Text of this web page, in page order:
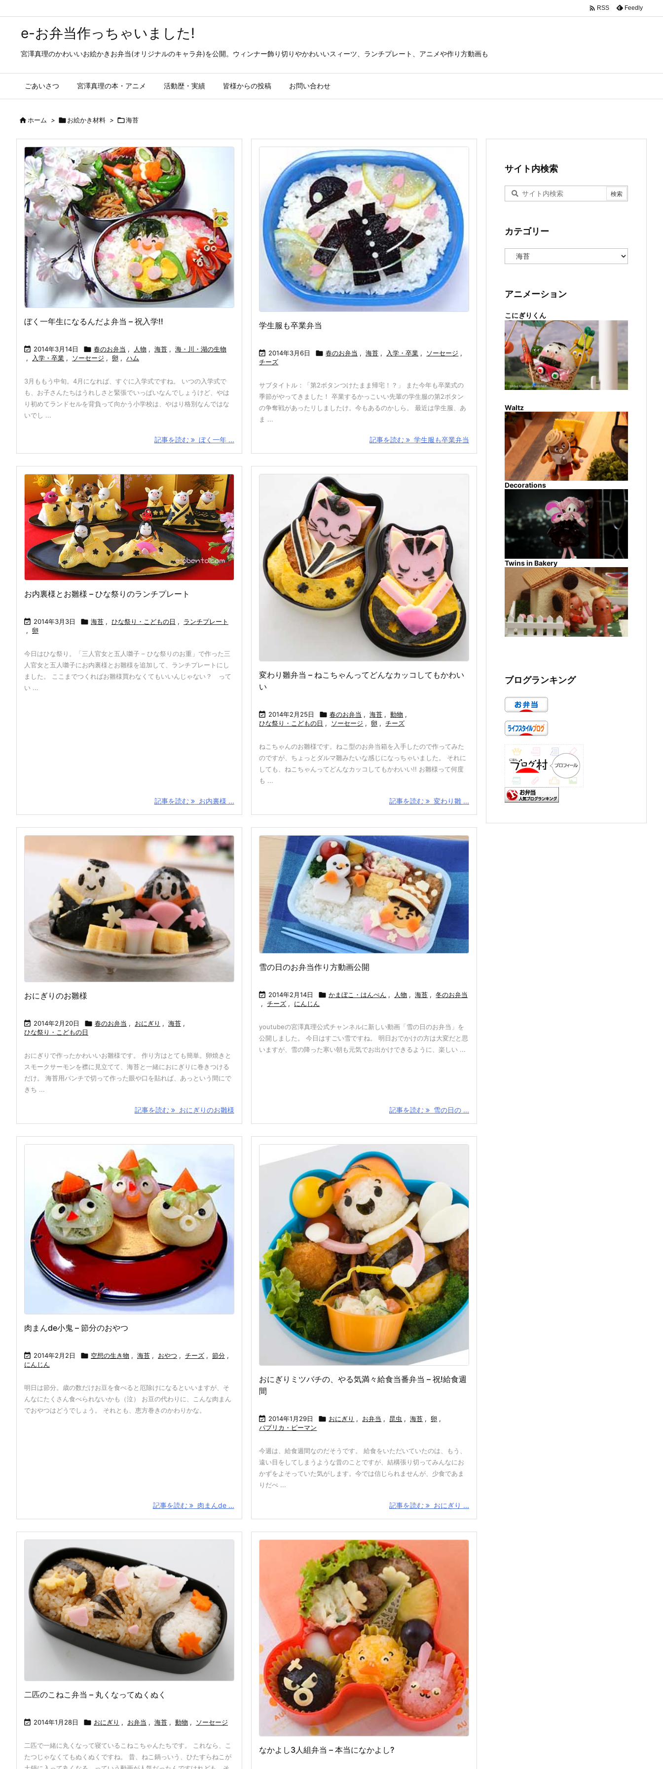
e-お弁当作っちゃいました!
宮澤真理のかわいいお絵かきお弁当(オリジナルのキャラ弁)を公開。ウィンナー飾り切りやかわいいスィーツ、ランチプレート、アニメや作り方動画も
ごあいさつ 宮澤真理の本・アニメ 活動歴・実績 皆様からの投稿 お問い合わせ
 RSS Feedly
ホーム > お絵かき材料 > 海苔
ぼく一年生になるんだよ弁当 – 祝入学!!
 2014年3月14日  春のお弁当 , 人物 , 海苔 , 海・川・湖の生物
,
入学・卒業 , ソーセージ , 卵 , ハム
3月ももう中旬。4月になれば、すぐに入学式ですね。 いつの入学式で
も、お子さんたちはうれしさと緊張でいっぱいなんでしょうけど、やは
り初めてランドセルを背負って向かう小学校は、やはり格別なんではな
いでし ...
記事を読む ぼく一年 ...
学生服も卒業弁当
 2014年3月6日  春のお弁当 , 海苔 , 入学・卒業 , ソーセージ ,
チーズ
サブタイトル：「第2ボタンつけたまま帰宅！？」 また今年も卒業式の
季節がやってきました！ 卒業するかっこいい先輩の学生服の第2ボタン
の争奪戦があったリしましたけ。今もあるのかしら。 最近は学生服、あ
ま ...
記事を読む 学生服も卒業弁当
お内裏様とお雛様 – ひな祭りのランチプレート
 2014年3月3日  海苔 , ひな祭り・こどもの日 ,
ランチプレート
,
卵
今日はひな祭り。「三人官女と五人囃子 – ひな祭りのお重」で作った三
人官女と五人囃子にお内裏様とお雛様を追加して、ランチプレートにし
ました。 ここまでつくればお雛様買わなくてもいいんじゃない？ って
い ...
記事を読む お内裏様 ...
変わり雛弁当 – ねこちゃんってどんなカッコしてもかわい
い
 2014年2月25日  春のお弁当 , 海苔 , 動物 ,
ひな祭り・こどもの日 , ソーセージ , 卵 , チーズ
ねこちゃんのお雛様です。ねこ型のお弁当箱を入手したので作ってみた
のですが、ちょっとダルマ雛みたいな感じになっちゃいました。 それに
しても、ねこちゃんってどんなカッコしてもかわいい!! お雛様って何度
も ...
記事を読む 変わり雛 ...
おにぎりのお雛様
 2014年2月20日  春のお弁当 , おにぎり , 海苔 ,
ひな祭り・こどもの日
おにぎりで作ったかわいいお雛様です。 作り方はとても簡単。卵焼きと
スモークサーモンを襟に見立てて、海苔と一緒におにぎりに巻きつける
だけ。 海苔用パンチで切って作った眼や口を貼れば、あっという間にで
きち ...
記事を読む おにぎりのお雛様
雪の日のお弁当作り方動画公開
 2014年2月14日  かまぼこ・はんぺん , 人物 , 海苔 , 冬のお弁当
, チーズ , にんじん
youtubeの宮澤真理公式チャンネルに新しい動画「雪の日のお弁当」を
公開しました。 今日はすごい雪ですね。 明日おでかけの方は大変だと思
いますが、雪の降った寒い朝も元気でお出かけできるように、楽しい ...
記事を読む 雪の日の ...
肉まんde小鬼 – 節分のおやつ
 2014年2月2日  空想の生き物 , 海苔 , おやつ , チーズ , 節分 ,
にんじん
明日は節分。歳の数だけお豆を食べると厄除けになるといいますが、そ
んなにたくさん食べられないかも（泣） お豆の代わりに、こんな肉まん
でおやつはどうでしょう。 それとも、恵方巻きのかわりかな。
記事を読む 肉まんde ...
おにぎりミツバチの、やる気満々給食当番弁当 – 祝!給食週
間
 2014年1月29日  おにぎり , お弁当 , 昆虫 , 海苔 , 卵 ,
パプリカ・ピーマン
今週は、給食週間なのだそうです。 給食をいただいていたのは、もう、
遠い目をしてしまうような昔のことですが、結構張り切ってみんなにお
かずをよそっていた気がします。今では信じられませんが、少食であま
りだべ ...
記事を読む おにぎり ...
二匹のこねこ弁当 – 丸くなってぬくぬく
 2014年1月28日  おにぎり , お弁当 , 海苔 , 動物 , ソーセージ
二匹で一緒に丸くなって寝ているこねこちゃんたちです。 これなら、こ
たつじゃなくてもぬくぬくですね。 昔、ねこ鍋っいう、ひたすらねこが
なかよし3人組弁当 – 本当になかよし?
サイト内検索
カテゴリー
ー
アニメーション
こにぎりくん
Waltz
Decorations
Twins in Bakery
ブログランキング